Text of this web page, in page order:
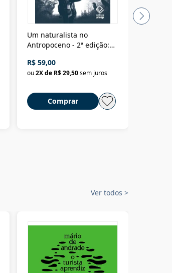
Um naturalista no
Antropoceno - 2ª edição:
selvagem
R$ 59,00
ou2X de R$ 29,50sem juros
Comprar
Ver todos >